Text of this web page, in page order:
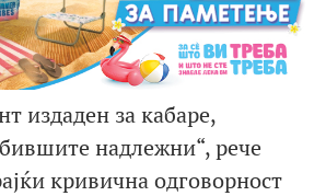
издаден за кабаре,
надлежни“, рече
кривична одговорност